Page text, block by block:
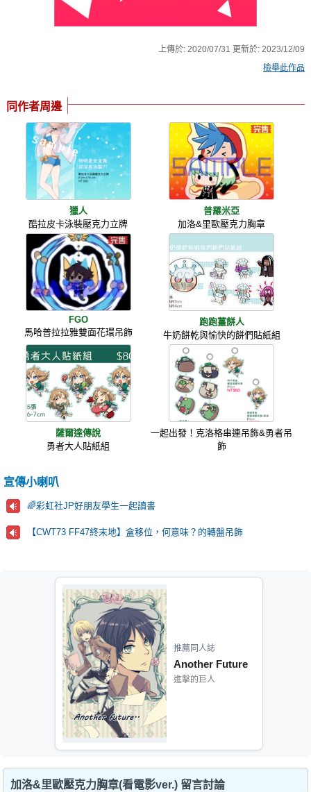
上傳於:2020/07/31 更新於:2023/12/09
檢舉此作品
同作者周邊
獵人
酷拉皮卡泳裝壓克力立牌
普羅米亞
加洛&里歐壓克力胸章
FGO
馬哈普拉拉雅雙面花環吊飾
跑跑薑餅人
牛奶餅乾與愉快的餅們貼紙組
薩爾達傳說
勇者大人貼紙組
一起出發！克洛格串連吊飾&勇者吊
飾
宣傳小喇叭
🌈彩虹社JP好朋友學生一起讀書
【CWT73 FF47終末地】盒移位，何意味？的轉盤吊飾
推薦同人誌
Another Future
進擊的巨人
加洛&里歐壓克力胸章(看電影ver.) 留言討論